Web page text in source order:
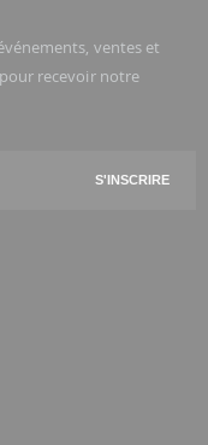
ventes et
recevoir notre
S'INSCRIRE